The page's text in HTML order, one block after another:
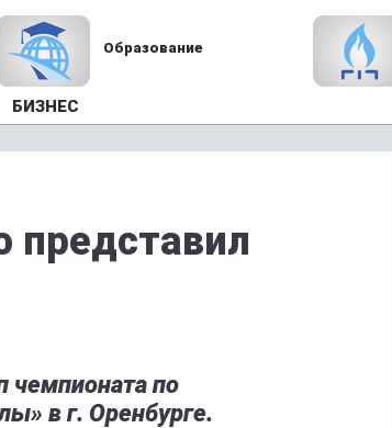
Образование
БИЗНЕС
представил
чемпионата по
в г. Оренбурге.